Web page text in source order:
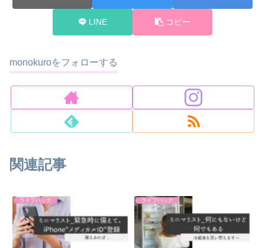
LINE コピー
monokuroをフォローする
関連記事
ライフハック ライフハック